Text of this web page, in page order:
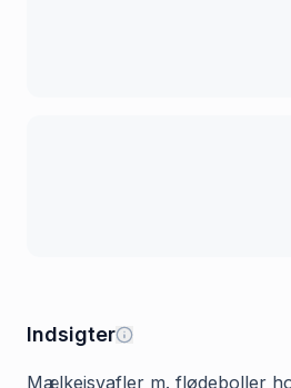
Indsigter
Mælkeisvafler m. flødeboller